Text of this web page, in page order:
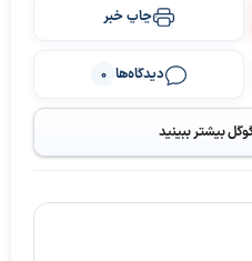
چاپ خبر
دیدگاه‌ها 0
بیشتر ببینید